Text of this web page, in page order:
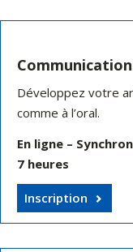
Développez votre
comme à l’oral.
En ligne –
7 heures
Inscription